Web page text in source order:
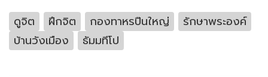
ดูจิต ฝึกจิต กองทาหรปืนใหญ่
รักษาพระองค์
บ้านวังเมือง
ธัมมทีโป